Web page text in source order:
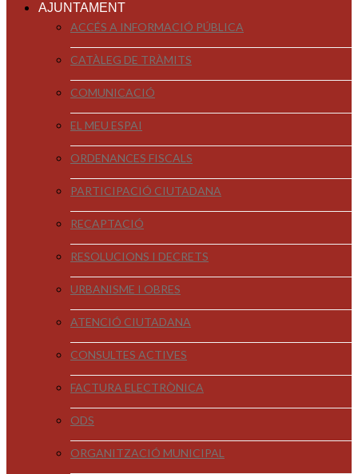
AJUNTAMENT
ACCÉS A INFORMACIÓ PÚBLICA
CATÀLEG DE TRÀMITS
COMUNICACIÓ
EL MEU ESPAI
ORDENANCES FISCALS
PARTICIPACIÓ CIUTADANA
RECAPTACIÓ
RESOLUCIONS I DECRETS
URBANISME I OBRES
ATENCIÓ CIUTADANA
CONSULTES ACTIVES
FACTURA ELECTRÒNICA
ODS
ORGANITZACIÓ MUNICIPAL